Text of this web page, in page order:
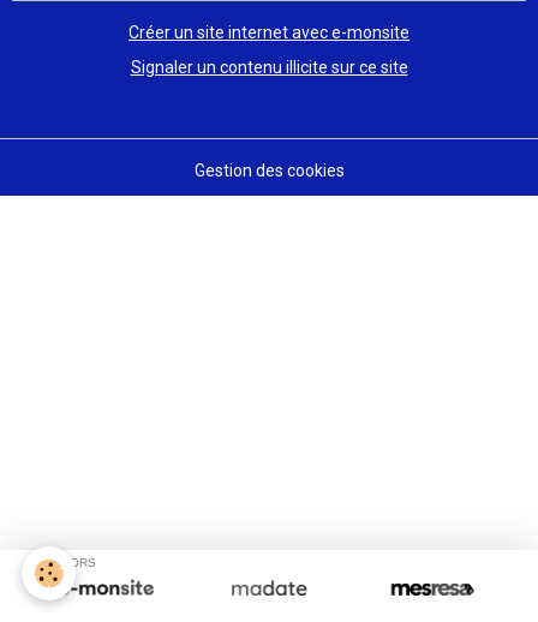
Créer un site internet avec e-monsite
Signaler un contenu illicite sur ce site
Gestion des cookies
SPONSORS